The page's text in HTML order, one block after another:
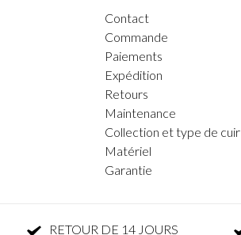
Contact
Commande
Paiements
Expédition
Retours
Maintenance
Collection et type de cuir
Matériel
Garantie
RETOUR DE 14 JOURS